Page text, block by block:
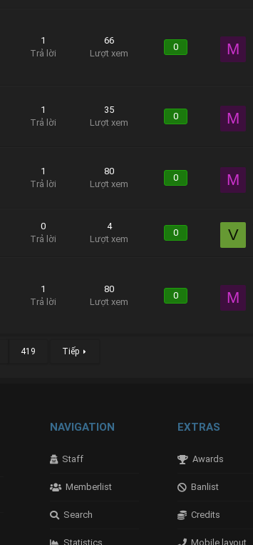
1
Trả lời
66
Lượt xem
0 M
1
Trả lời
35
Lượt xem
0 M
1
Trả lời
80
Lượt xem
0 M
0
Trả lời
4
Lượt xem
0 V
1
Trả lời
80
Lượt xem
0 M
419 Tiếp
NAVIGATION
Staff
Memberlist
Search
Statistics
EXTRAS
Awards
Banlist
Credits
Mobile layout